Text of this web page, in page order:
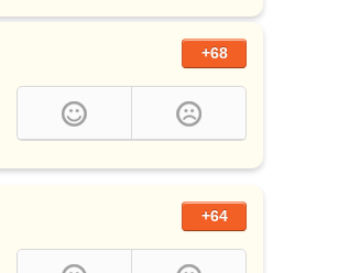
+68
+64